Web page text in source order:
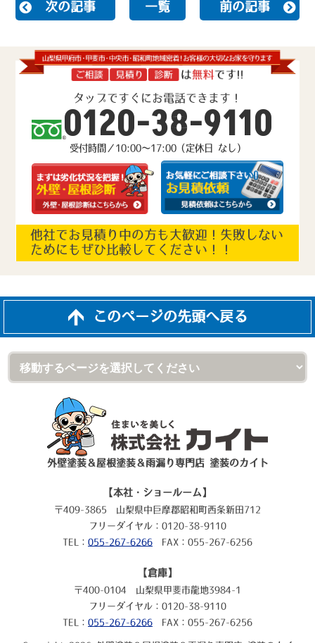
次の記事 一覧 前の記事
タップですぐにお電話できます！
0120-38-9110
受付時間／10:00～17:00（定休日 なし）
他社でお見積り中の方も大歓迎！失敗しない
ためにもぜひ比較してください！！
このページの先頭へ戻る
外壁塗装＆屋根塗装＆雨漏り専門店 塗装のカイト
【本社・ショールーム】
〒409-3865 山梨県中巨摩郡昭和町西条新田712
フリーダイヤル：0120-38-9110
TEL： 055-267-6266 FAX：055-267-6256
【倉庫】
〒400-0104 山梨県甲斐市龍地3984-1
フリーダイヤル：0120-38-9110
TEL： 055-267-6266 FAX：055-267-6256